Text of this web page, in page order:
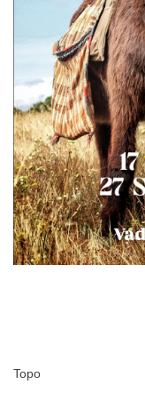
Topo